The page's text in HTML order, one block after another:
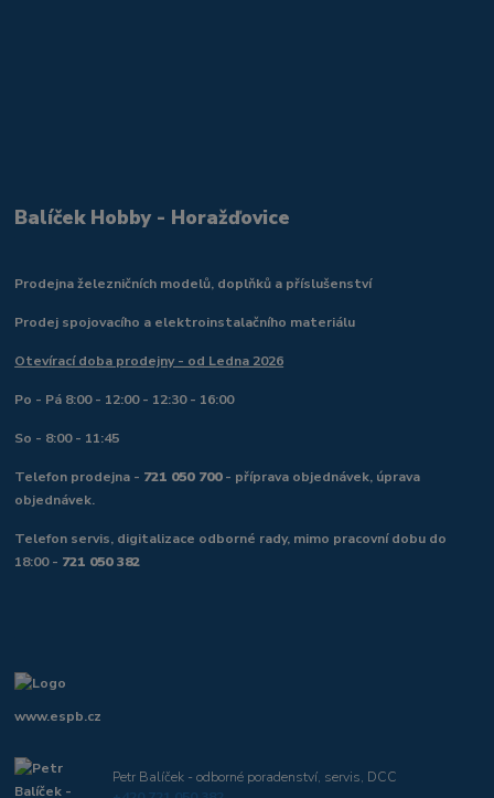
Balíček Hobby - Horažďovice
Prodejna železničních modelů, doplňků a příslušenství
Prodej spojovacího a elektroinstalačního materiálu
Otevírací doba prodejny - od Ledna 2026
Po - Pá 8:00 - 12:00 - 12:30 - 16:00
So - 8:00 - 11:45
Telefon prodejna - 721 050 700- příprava objednávek, úprava
objednávek.
Telefon servis, digitalizace odborné rady, mimo pracovní dobu do
18:00 - 721 050 382
www.espb.cz
Petr Balíček - odborné poradenství, servis, DCC